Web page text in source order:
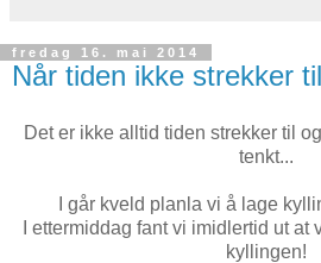
fredag 16. mai 2014
Når tiden ikke strekker til
Det er ikke alltid tiden strekker til
tenkt...
I går kveld planla vi å lage
I ettermiddag fant vi imidlertid ut
kyllingen!